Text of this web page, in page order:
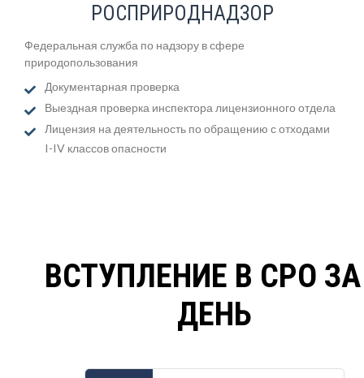
РОСПРИРОДНАДЗОР
Федеральная служба по надзору в сфере
природопользования
Документарная проверка
Выездная проверка инспектора лицензионного отдела
Лицензия на деятельность по обращению с отходами
I-IV классов опасности
ВСТУПЛЕНИЕ В СРО
ДЕНЬ